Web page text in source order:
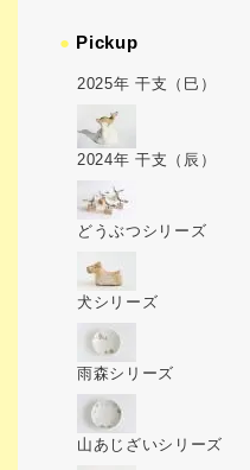
● Pickup
2025年 干支（巳）
2024年 干支（辰）
どうぶつシリーズ
犬シリーズ
雨森シリーズ
山あじざいシリーズ